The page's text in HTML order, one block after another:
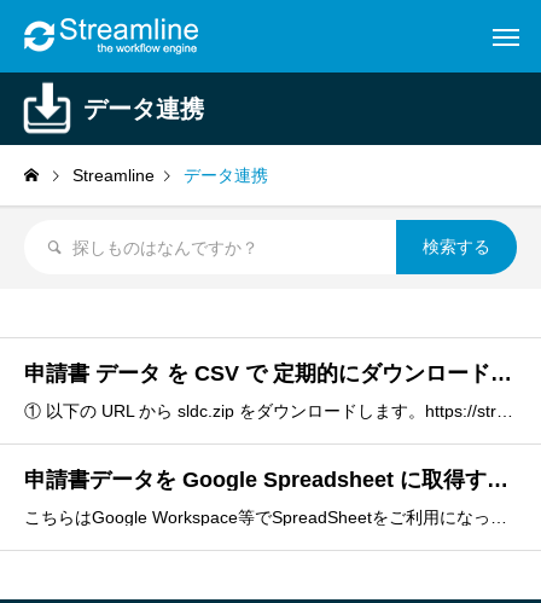
データ連携
Streamline データ連携
申請書 データ を CSV で 定期的にダウンロードする。
申請書データを Google Spreadsheet に取得する。